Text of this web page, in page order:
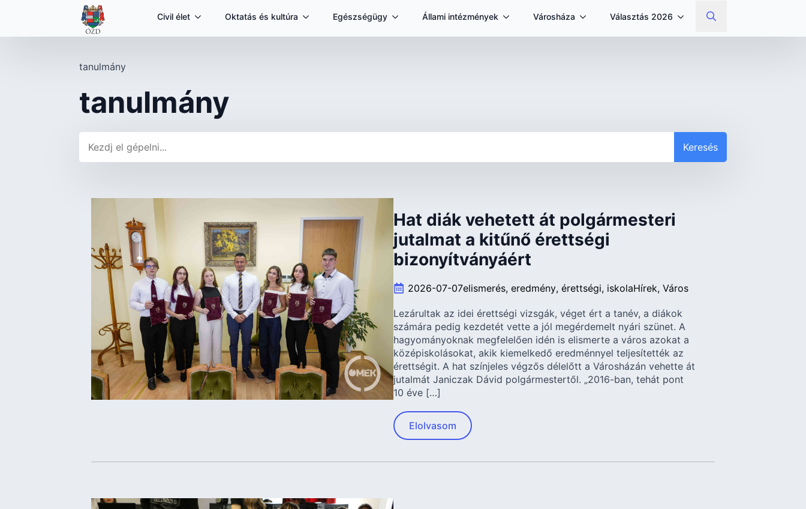
Civil élet Oktatás és kultúra Egészségügy Állami intézmények Városháza Választás 2026
Search
tanulmány
tanulmány
Keresés
Hat diák vehetett át polgármesteri
jutalmat a kitűnő érettségi
bizonyítványáért
2026-07-07elismerés eredmény érettségi iskolaHírek Város
Lezárultak az idei érettségi vizsgák, véget ért a tanév, a diákok
számára pedig kezdetét vette a jól megérdemelt nyári szünet. A
hagyományoknak megfelelően idén is elismerte a város azokat a
középiskolásokat, akik kiemelkedő eredménnyel teljesítették az
érettségit. A hat színjeles végzős délelőtt a Városházán vehette át
jutalmát Janiczak Dávid polgármestertől. „2016-ban, tehát pont
10 éve […]
Elolvasom